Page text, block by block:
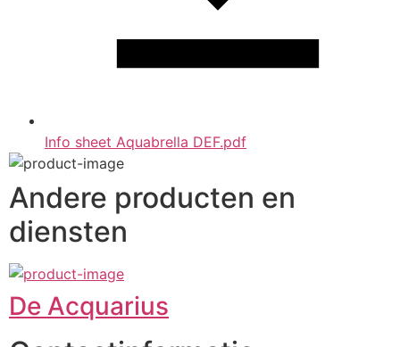
Info sheet Aquabrella DEF.pdf
Andere producten en
diensten
De Acquarius